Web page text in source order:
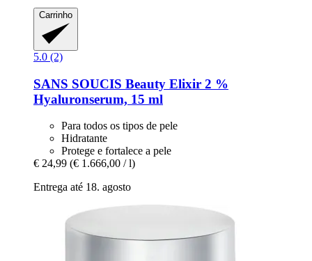
Carrinho
5.0 (2)
SANS SOUCIS Beauty Elixir 2 %
Hyaluronserum, 15 ml
Para todos os tipos de pele
Hidratante
Protege e fortalece a pele
€ 24,99 (€ 1.666,00 / l)
Entrega até 18. agosto